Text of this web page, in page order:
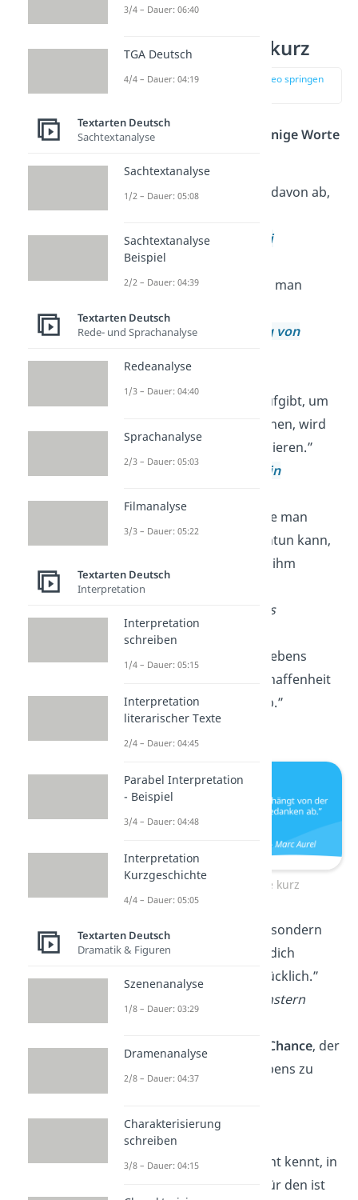
Weise Sprüche kurz
zur Stelle im Video springen
Oft enthalten schon
wenige Worte
„DieZukunft
hängt davon ab,
—Mahatma Gandhi
„Man sieht nur, was man
—Johann Wolfgang von
aufgibt, um
Sicherheit zu gewinnen, wird
am Ende beides verlieren.”
—Benjamin Franklin
„Die größte Ehre, die man
einem Menschen antun kann,
ist die, dass man zu ihm
Matthias Claudius
„Das Glück deines Lebens
hängt von der Beschaffenheit
deinerGedanken
ab.”
—Marc Aurel
Weise Sprüche kurz
„Nicht was du hast, sondern
was du
, macht dich
glücklich oder unglücklich.”
Christian Morgenstern
„Gib jedem Tag die Chance, der
schönste deines Lebens zu
—
Mark Twain
„Wer den
nicht kennt, in
den er segeln will, für den ist
3/4 – Dauer: 06:40
TGA Deutsch
4/4 – Dauer: 04:19
Textarten Deutsch
Sachtextanalyse
Sachtextanalyse
1/2 – Dauer: 05:08
Sachtextanalyse
Beispiel
2/2 – Dauer: 04:39
Textarten Deutsch
Rede- und Sprachanalyse
Redeanalyse
1/3 – Dauer: 04:40
Sprachanalyse
2/3 – Dauer: 05:03
Filmanalyse
3/3 – Dauer: 05:22
Textarten Deutsch
Interpretation
Interpretation
schreiben
1/4 – Dauer: 05:15
Interpretation
literarischer Texte
2/4 – Dauer: 04:45
Parabel Interpretation
- Beispiel
3/4 – Dauer: 04:48
Interpretation
Kurzgeschichte
4/4 – Dauer: 05:05
Textarten Deutsch
Dramatik & Figuren
Szenenanalyse
1/8 – Dauer: 03:29
Dramenanalyse
2/8 – Dauer: 04:37
Charakterisierung
schreiben
3/8 – Dauer: 04:15